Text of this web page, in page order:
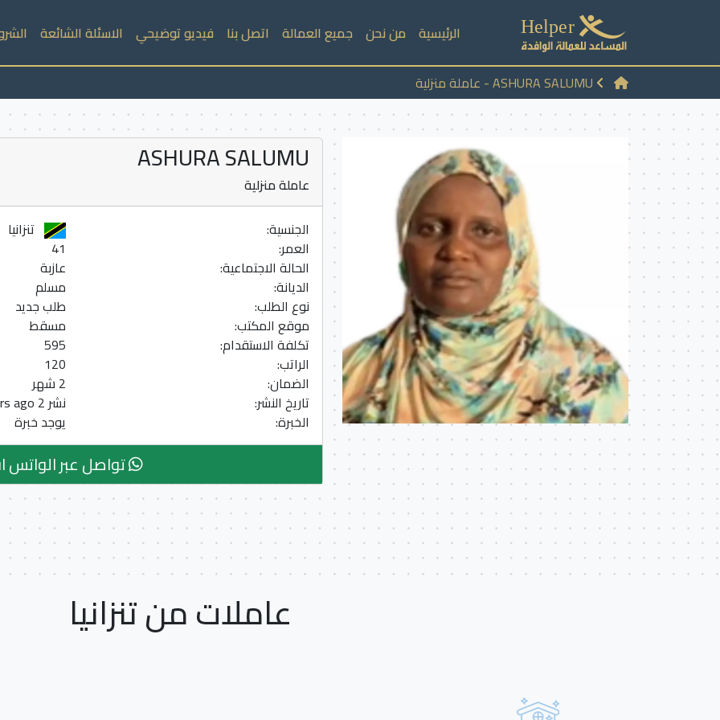
الرئيسية من نحن جميع العمالة اتصل بنا فيديو توضيحي الاسئلة الشائعة
ASHURA SALUMU - عاملة منزلية
ASHURA SALUMU
عاملة منزلية
الجنسية:
تنزانيا
العمر:
41
الحالة الاجتماعية:
عازبة
الديانة:
مسلم
نوع الطلب:
طلب جديد
موقع المكتب:
مسقط
تكلفة الاستقدام:
595
الراتب:
120
الضمان:
2 شهر
تاريخ النشر:
نشر 2 Years ago
الخبرة:
يوجد خبرة
تواصل عبر الواتس
عاملات من تنزانيا